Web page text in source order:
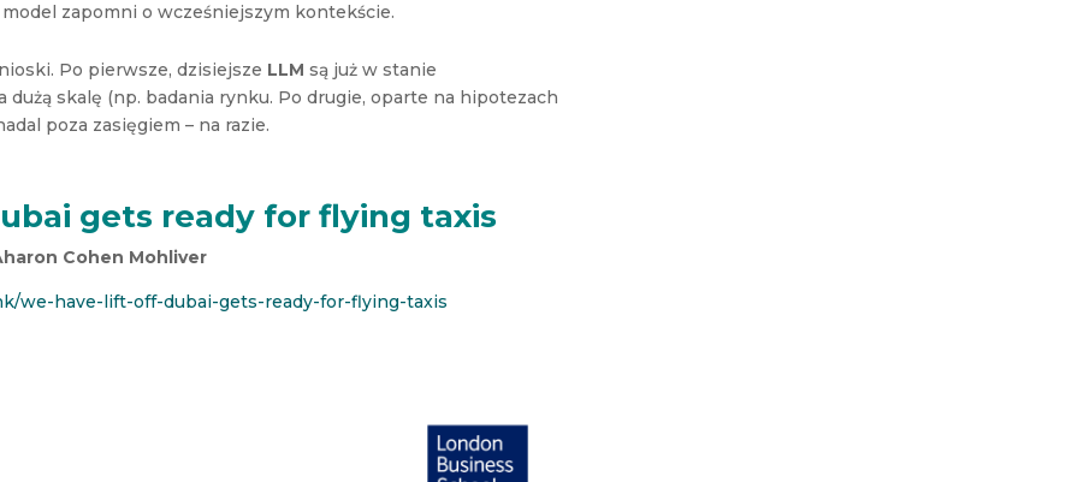
zapomni o wcześniejszym kontekście.
Po pierwsze, dzisiejsze LLM są już w stanie
skalę (np. badania rynku. Po drugie, oparte na hipotezach
poza zasięgiem – na razie.
gets ready for flying taxis
Cohen Mohliver
we-have-lift-off-dubai-gets-ready-for-flying-taxis